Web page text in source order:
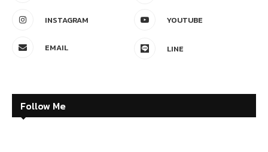
INSTAGRAM YOUTUBE
EMAIL LINE
Follow Me